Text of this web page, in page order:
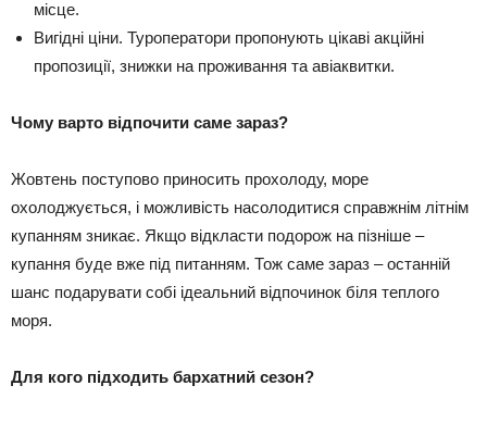
місце.
Вигідні ціни. Туроператори пропонують цікаві акційні
пропозиції, знижки на проживання та авіаквитки.
Чому варто відпочити саме зараз?
Жовтень поступово приносить прохолоду, море
охолоджується, і можливість насолодитися справжнім літнім
купанням зникає. Якщо відкласти подорож на пізніше –
купання буде вже під питанням. Тож саме зараз – останній
шанс подарувати собі ідеальний відпочинок біля теплого
моря.
Для кого підходить бархатний сезон?